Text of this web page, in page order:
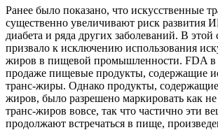
Ранее было показано, что искусственные
существенно увеличивают риск развития
диабета и ряда других заболеваний. В
призвало к исключению использования
жиров в пищевой промышленности. FDA в
продаже пищевые продукты, содержащие
транс-жиры. Однако продукты,
жиров, было разрешено маркировать как
транс-жиров вовсе, так что частично эти
продолжают встречаться в пище,